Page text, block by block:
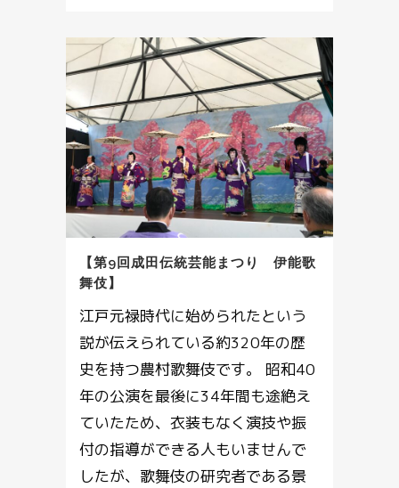
【第9回成田伝統芸能まつり 伊能歌
舞伎】
江戸元禄時代に始められたという
説が伝えられている約320年の歴
史を持つ農村歌舞伎です。 昭和40
年の公演を最後に34年間も途絶え
ていたため、衣装もなく演技や振
付の指導ができる人もいませんで
したが、歌舞伎の研究者である景